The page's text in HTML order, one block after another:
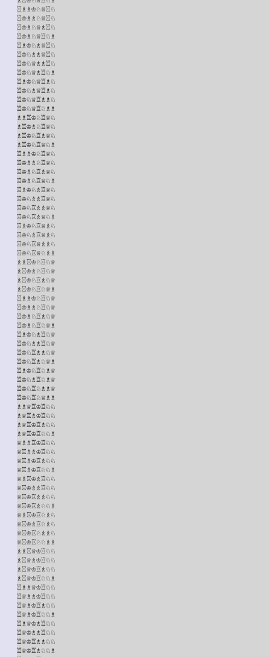
♖♗♗♔♘♕♖♘
♖♔♗♗♘♕♖♘
♖♔♗♘♕♗♖♘
♖♔♗♘♕♖♘♗
♖♗♔♘♗♕♖♘
♖♔♘♗♗♕♖♘
♖♔♘♕♗♗♖♘
♖♔♘♕♗♖♘♗
♖♗♔♘♕♖♗♘
♖♔♘♗♕♖♗♘
♖♔♘♕♖♗♗♘
♖♔♘♕♖♘♗♗
♗♗♖♔♘♖♕♘
♗♖♔♗♘♖♕♘
♗♖♔♘♖♗♕♘
♗♖♔♘♖♕♘♗
♖♗♗♔♘♖♕♘
♖♔♗♗♘♖♕♘
♖♔♗♘♖♗♕♘
♖♔♗♘♖♕♘♗
♖♗♔♘♗♖♕♘
♖♔♘♗♗♖♕♘
♖♔♘♖♗♗♕♘
♖♔♘♖♗♕♘♗
♖♗♔♘♖♕♗♘
♖♔♘♗♖♕♗♘
♖♔♘♖♕♗♗♘
♖♔♘♖♕♘♗♗
♗♗♖♔♘♖♘♕
♗♖♔♗♘♖♘♕
♗♖♔♘♖♗♘♕
♗♖♔♘♖♘♕♗
♖♗♗♔♘♖♘♕
♖♔♗♗♘♖♘♕
♖♔♗♘♖♗♘♕
♖♔♗♘♖♘♕♗
♖♗♔♘♗♖♘♕
♖♔♘♗♗♖♘♕
♖♔♘♖♗♗♘♕
♖♔♘♖♗♘♕♗
♖♗♔♘♖♘♗♕
♖♔♘♗♖♘♗♕
♖♔♘♖♘♗♗♕
♖♔♘♖♘♕♗♗
♗♗♕♖♔♖♘♘
♗♕♖♗♔♖♘♘
♗♕♖♔♖♗♘♘
♗♕♖♔♖♘♘♗
♕♗♗♖♔♖♘♘
♕♖♗♗♔♖♘♘
♕♖♗♔♖♗♘♘
♕♖♗♔♖♘♘♗
♕♗♖♔♗♖♘♘
♕♖♔♗♗♖♘♘
♕♖♔♖♗♗♘♘
♕♖♔♖♗♘♘♗
♕♗♖♔♖♘♗♘
♕♖♔♗♖♘♗♘
♕♖♔♖♘♗♗♘
♕♖♔♖♘♘♗♗
♗♗♖♕♔♖♘♘
♗♖♕♗♔♖♘♘
♗♖♕♔♖♗♘♘
♗♖♕♔♖♘♘♗
♖♗♗♕♔♖♘♘
♖♕♗♗♔♖♘♘
♖♕♗♔♖♗♘♘
♖♕♗♔♖♘♘♗
♖♗♕♔♗♖♘♘
♖♕♔♗♗♖♘♘
♖♕♔♖♗♗♘♘
♖♕♔♖♗♘♘♗